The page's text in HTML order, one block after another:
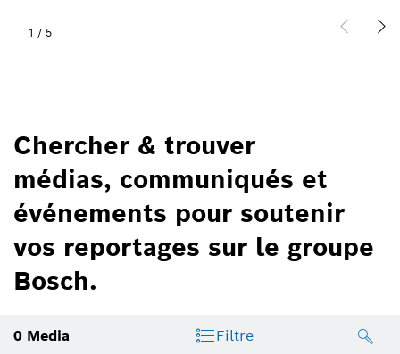
1 / 5
Chercher & trouver
médias, communiqués et
événements pour soutenir
vos reportages sur le groupe
Bosch.
0 Media Filtre